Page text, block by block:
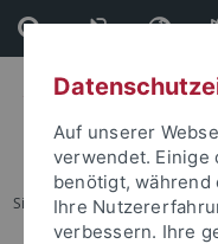
Direkt
zum
Inhalt
Direkt
zur
Fußleiste
Sie sind hier: Startseite
Auf unserer
verwendet. Einige
benötigt, während
Ihre
verbessern. Ihre